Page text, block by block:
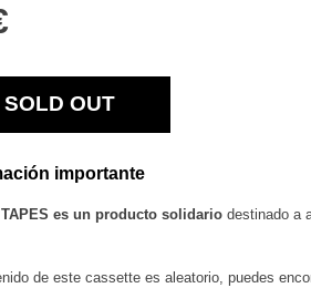
SOLD OUT
importante
TAPES es un producto solidario destinado a
de este cassette es aleatorio, puedes